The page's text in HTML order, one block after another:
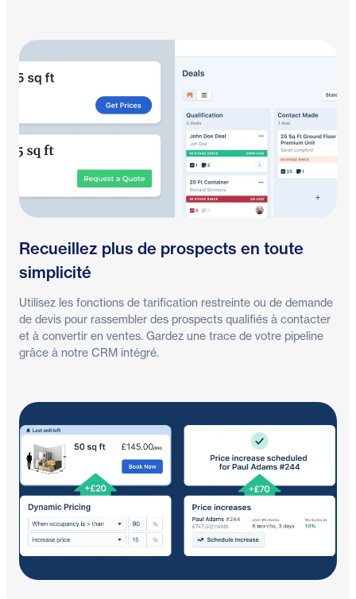
Recueillez plus de prospects en toute
simplicité
Utilisez les fonctions de tarification restreinte ou de demande
de devis pour rassembler des prospects qualifiés à contacter
et à convertir en ventes. Gardez une trace de votre pipeline
grâce à notre CRM intégré.